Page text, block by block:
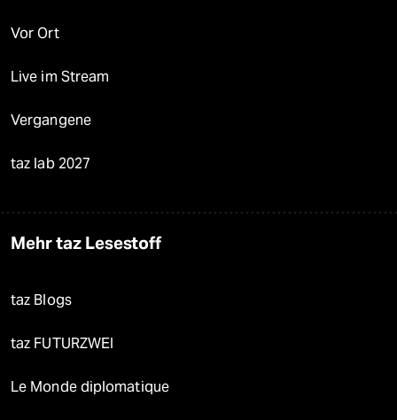
Vor Ort
Live im Stream
Vergangene
taz lab 2027
Mehr taz Lesestoff
taz Blogs
taz FUTURZWEI
Le Monde diplomatique